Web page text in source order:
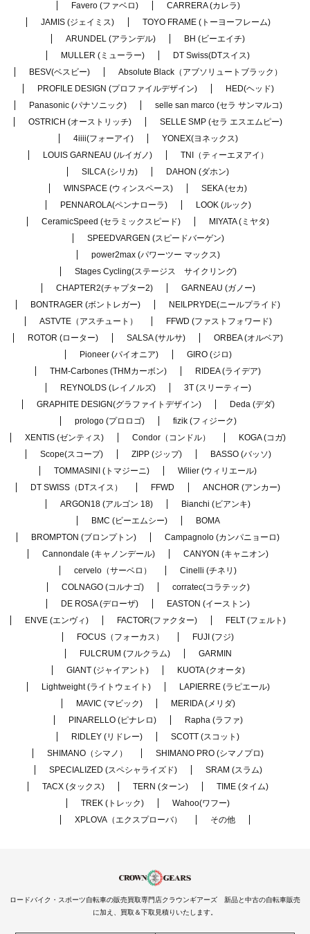
Favero (ファベロ)
CARRERA (カレラ)
JAMIS (ジェイミス)
TOYO FRAME (トーヨーフレーム)
ARUNDEL (アランデル)
BH (ビーエイチ)
MULLER (ミューラー)
DT Swiss(DTスイス)
BESV(ベスビー)
Absolute Black（アブソリュートブラック）
PROFILE DESIGN (プロファイルデザイン)
HED(ヘッド)
Panasonic (パナソニック)
selle san marco (セラ サンマルコ)
OSTRICH (オーストリッチ)
SELLE SMP (セラ エスエムピー)
4iiii(フォーアイ)
YONEX(ヨネックス)
LOUIS GARNEAU (ルイガノ)
TNI（ティーエヌアイ）
SILCA (シリカ)
DAHON (ダホン)
WINSPACE (ウィンスペース)
SEKA (セカ)
PENNAROLA(ペンナローラ)
LOOK (ルック)
CeramicSpeed (セラミックスピード)
MIYATA (ミヤタ)
SPEEDVARGEN (スピードバーゲン)
power2max (パワーツー マックス)
Stages Cycling(ステージス サイクリング)
CHAPTER2(チャプター2)
GARNEAU (ガノー)
BONTRAGER (ボントレガー)
NEILPRYDE(ニールプライド)
ASTVTE（アスチュート）
FFWD (ファストフォワード)
ROTOR (ローター)
SALSA (サルサ)
ORBEA (オルベア)
Pioneer (パイオニア)
GIRO (ジロ)
THM-Carbones (THMカーボン)
RIDEA (ライデア)
REYNOLDS (レイノルズ)
3T (スリーティー)
GRAPHITE DESIGN(グラファイトデザイン)
Deda (デダ)
prologo (プロロゴ)
fizik (フィジーク)
XENTIS (ゼンティス)
Condor（コンドル）
KOGA (コガ)
Scope(スコープ)
ZIPP (ジップ)
BASSO (バッソ)
TOMMASINI (トマジーニ)
Wilier (ウィリエール)
DT SWISS（DTスイス）
FFWD
ANCHOR (アンカー)
ARGON18 (アルゴン 18)
Bianchi (ビアンキ)
BMC (ビーエムシー)
BOMA
BROMPTON (ブロンプトン)
Campagnolo (カンパニョーロ)
Cannondale (キャノンデール)
CANYON (キャニオン)
cervelo（サーベロ）
Cinelli (チネリ)
COLNAGO (コルナゴ)
corratec(コラテック)
DE ROSA (デローザ)
EASTON (イーストン)
ENVE (エンヴィ)
FACTOR(ファクター)
FELT (フェルト)
FOCUS（フォーカス）
FUJI (フジ)
FULCRUM (フルクラム)
GARMIN
GIANT (ジャイアント)
KUOTA (クオータ)
Lightweight (ライトウェイト)
LAPIERRE (ラピエール)
MAVIC (マビック)
MERIDA (メリダ)
PINARELLO (ピナレロ)
Rapha (ラファ)
RIDLEY (リドレー)
SCOTT (スコット)
SHIMANO（シマノ）
SHIMANO PRO (シマノプロ)
SPECIALIZED (スペシャライズド)
SRAM (スラム)
TACX (タックス)
TERN (ターン)
TIME (タイム)
TREK (トレック)
Wahoo(ワフー)
XPLOVA（エクスプローバ）
その他
ロードバイク・スポーツ自転車の販売買取専門店クラウンギアーズ 新品と中古の自転車販売
に加え、買取＆下取見積りいたします。